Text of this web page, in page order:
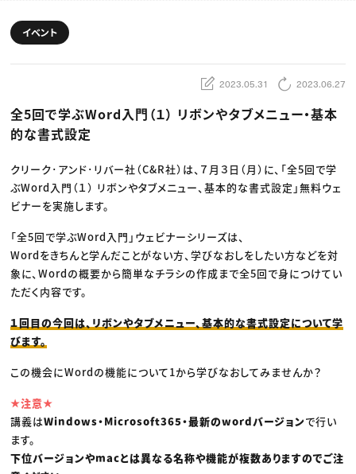
スキルアップしたい！ トップ
デザイン
動画配信・映像制作
ディレクション
業界解説・キャリア事情
お役立ち基礎知識
TOP Creator’s コラム
ゲームクリエイター
映像クリエイター
マーケッター
C＆R Magazine
ニュース・トレンド
Web
映像
ゲーム・エンタメ
広告
出版
CREATIVE VILLAGEからのお知らせ
プロフェッショナル×つながる×メディア
イベント
2023.05.31 2023.06.27
全5回で学ぶWord入門（１） リボンやタブメニュー・基本
的な書式設定
クリーク･アンド･リバー社（C&R社）は、７月３日（月）に、「全5回で学
ぶWord入門（１） リボンやタブメニュー、基本的な書式設定」無料ウェ
ビナーを実施します。
「全5回で学ぶWord入門」ウェビナーシリーズは、
Wordをきちんと学んだことがない方、学びなおしをしたい方などを対
象に、Wordの概要から簡単なチラシの作成まで全5回で身につけてい
ただく内容です。
１回目の今回は、リボンやタブメニュー、基本的な書式設定について学
びます。
この機会にWordの機能について1から学びなおしてみませんか？
★注意★
講義はWindows・Microsoft365・最新のwordバージョンで行い
ます。
下位バージョンやmacとは異なる名称や機能が複数ありますのでご注